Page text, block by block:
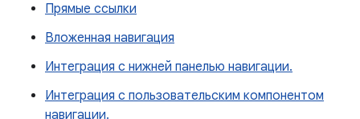
Прямые ссылки
Вложенная навигация
Интеграция с нижней панелью навигации.
Интеграция с пользовательским компонентом
навигации.